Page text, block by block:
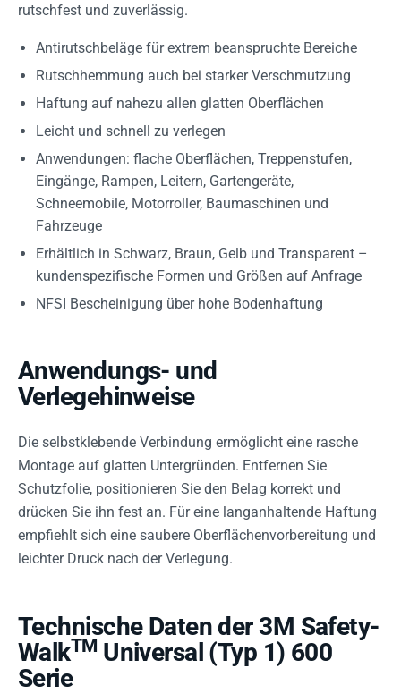
rutschfest und zuverlässig.
Antirutschbeläge für extrem beanspruchte Bereiche
Rutschhemmung auch bei starker Verschmutzung
Haftung auf nahezu allen glatten Oberflächen
Leicht und schnell zu verlegen
Anwendungen: flache Oberflächen, Treppenstufen,
Eingänge, Rampen, Leitern, Gartengeräte,
Schneemobile, Motorroller, Baumaschinen und
Fahrzeuge
Erhältlich in Schwarz, Braun, Gelb und Transparent –
kundenspezifische Formen und Größen auf Anfrage
NFSI Bescheinigung über hohe Bodenhaftung
Anwendungs- und
Verlegehinweise
Die selbstklebende Verbindung ermöglicht eine rasche
Montage auf glatten Untergründen. Entfernen Sie
Schutzfolie, positionieren Sie den Belag korrekt und
drücken Sie ihn fest an. Für eine langanhaltende Haftung
empfiehlt sich eine saubere Oberflächenvorbereitung und
leichter Druck nach der Verlegung.
Technische Daten der 3M Safety-
WalkTM Universal (Typ 1) 600
Serie